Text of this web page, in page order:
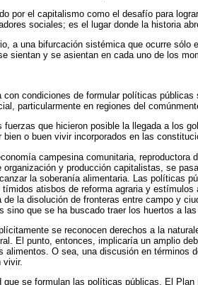
por el capitalismo como el desafío para
sociales; es el lugar donde la historia
a una bifurcación sistémica que ocurre
sientan y se asientan en cada uno de los
condiciones de formular políticas
particularmente en regiones del
fuerzas que hicieron posible la llegada a los
o buen vivir incorporados en las
campesina comunitaria,
y producción capitalistas, se
la soberanía alimentaria. Las políticas
atisbos de reforma agraria y
la disolución de fronteras entre campo y
que se ha buscado traer los huertos a
se reconocen derechos a la
El punto, entonces, implicaría un amplio
alimentos. O sea, una discusión en
vivir.
se formulan las políticas públicas. El